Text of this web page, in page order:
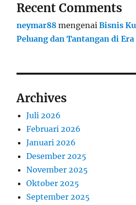
Recent Comments
neymar88 mengenaiBisnis
Peluang dan Tantangan di
Archives
Juli 2026
Februari 2026
Januari 2026
Desember 2025
November 2025
Oktober 2025
September 2025